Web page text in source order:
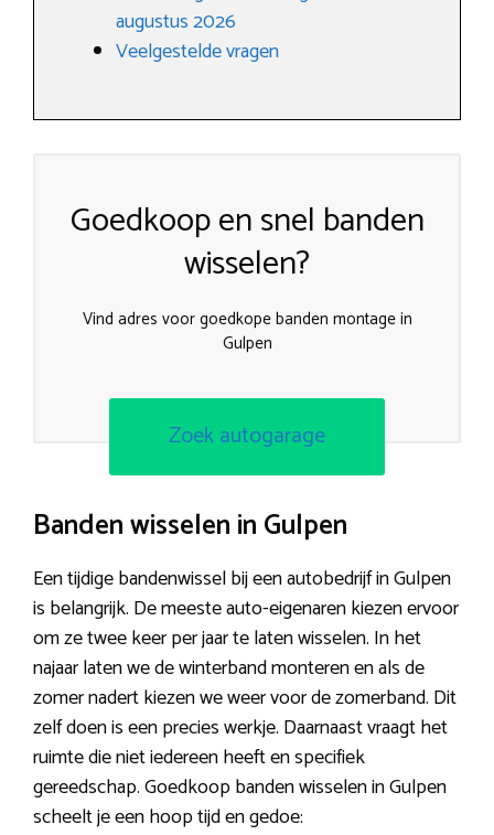
augustus 2026
Veelgestelde vragen
Goedkoop en snel banden
wisselen?
Vind adres voor goedkope banden montage in
Gulpen
Zoek autogarage
Banden wisselen in Gulpen
Een tijdige bandenwissel bij een autobedrijf in Gulpen
is belangrijk. De meeste auto-eigenaren kiezen ervoor
om ze twee keer per jaar te laten wisselen. In het
najaar laten we de winterband monteren en als de
zomer nadert kiezen we weer voor de zomerband. Dit
zelf doen is een precies werkje. Daarnaast vraagt het
ruimte die niet iedereen heeft en specifiek
gereedschap. Goedkoop banden wisselen in Gulpen
scheelt je een hoop tijd en gedoe: